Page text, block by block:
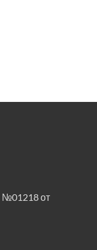
№01218 от